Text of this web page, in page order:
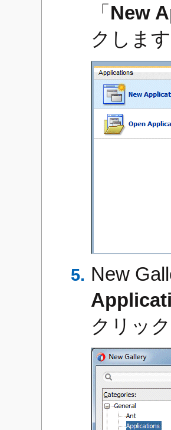
「 New
クしま
New
クリッ